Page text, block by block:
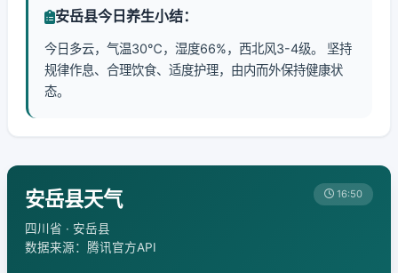
安岳县今日养生小结：
今日多云，气温30℃，湿度66%，西北风3-4级。 坚持
规律作息、合理饮食、适度护理，由内而外保持健康状
态。
安岳县天气
四川省 · 安岳县
数据来源：腾讯官方API
16:50